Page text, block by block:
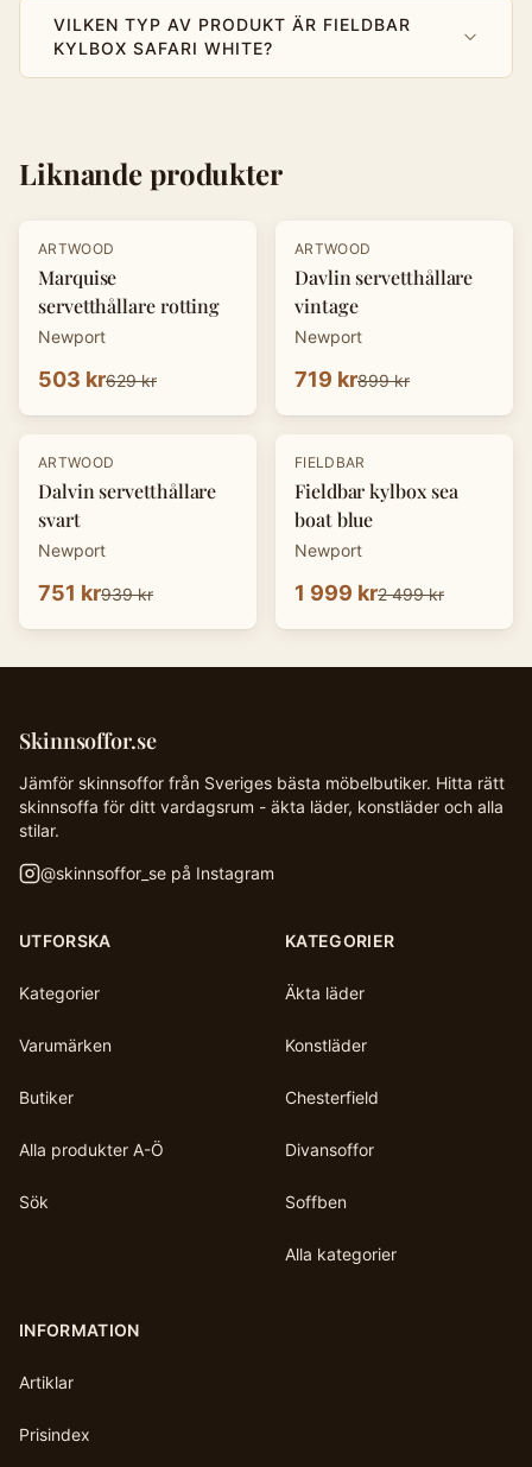
VILKEN TYP AV PRODUKT ÄR FIELDBAR
KYLBOX SAFARI WHITE?
Liknande produkter
-20%
ARTWOOD
Marquise
servetthållare rotting
Newport
503 kr629 kr
-20%
ARTWOOD
Davlin servetthållare
vintage
Newport
719 kr899 kr
-20%
ARTWOOD
Dalvin servetthållare
svart
Newport
751 kr939 kr
-20 %
FIELDBAR
Fieldbar kylbox sea
boat blue
Newport
1 999 kr2 499 kr
Skinnsoffor.se
Jämför skinnsoffor från Sveriges bästa möbelbutiker. Hitta rätt
skinnsoffa för ditt vardagsrum - äkta läder, konstläder och alla
stilar.
@skinnsoffor_se på Instagram
UTFORSKA
Kategorier
Varumärken
Butiker
Alla produkter A-Ö
Sök
KATEGORIER
Äkta läder
Konstläder
Chesterfield
Divansoffor
Soffben
Alla kategorier
INFORMATION
Artiklar
Prisindex